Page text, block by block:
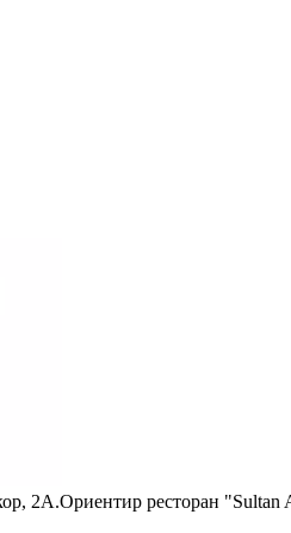
2А.Ориентир ресторан "Sultan